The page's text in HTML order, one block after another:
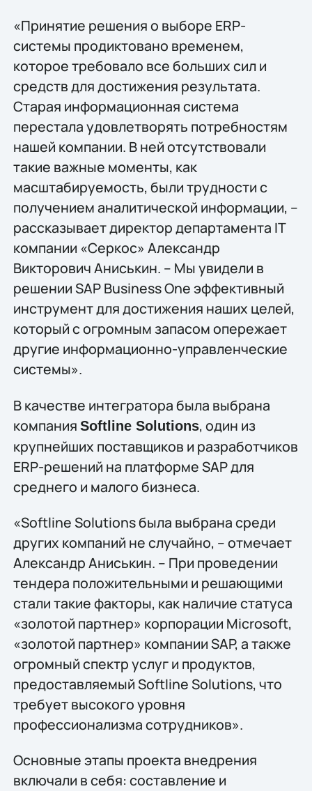
«Принятие решения о выборе ERP-
системы продиктовано временем,
которое требовало все больших сил и
средств для достижения результата.
Старая информационная система
перестала удовлетворять потребностям
нашей компании. В ней отсутствовали
такие важные моменты, как
масштабируемость, были трудности с
получением аналитической информации, –
рассказывает директор департамента IT
компании «Серкос» Александр
Викторович Аниськин. – Мы увидели в
решении SAP Business One эффективный
инструмент для достижения наших целей,
который с огромным запасом опережает
другие информационно-управленческие
системы».
В качестве интегратора была выбрана
компания Softline Solutions, один из
крупнейших поставщиков и разработчиков
ERP-решений на платформе SAP для
среднего и малого бизнеса.
«Softline Solutions была выбрана среди
других компаний не случайно, – отмечает
Александр Аниськин. – При проведении
тендера положительными и решающими
стали такие факторы, как наличие статуса
«золотой партнер» корпорации Microsoft,
«золотой партнер» компании SAP, а также
огромный спектр услуг и продуктов,
предоставляемый Softline Solutions, что
требует высокого уровня
профессионализма сотрудников».
Основные этапы проекта внедрения
включали в себя: составление и